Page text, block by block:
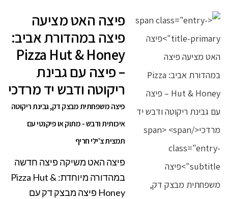
פיצה האט מציעה
פיצה במהדורת אביב:
Pizza Hut & Honey
– פיצה עם גבינת
ריקוטה ודבש יד מרדכי
פיצה משפחתית מבצק דק, גבינת ריקוטה
איכותית ודבש - מתוק או פיקנטי עם
תמצית צ'ילי חריף
פיצה האט משיקה פיצה חדשה
במהדורה מיוחדת: Pizza Hut &
Honey פיצה מבצק דק עם